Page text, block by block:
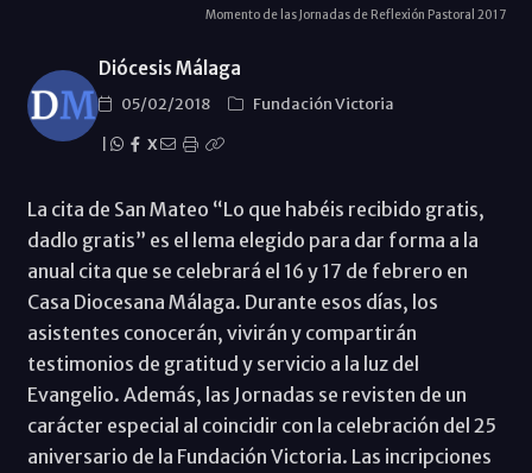
Momento de las Jornadas de Reflexión Pastoral 2017
Diócesis Málaga
05/02/2018
Fundación Victoria
X
La cita de San Mateo “Lo que habéis recibido gratis,
dadlo gratis” es el lema elegido para dar forma a la
anual cita que se celebrará el 16 y 17 de febrero en
Casa Diocesana Málaga. Durante esos días, los
asistentes conocerán, vivirán y compartirán
testimonios de gratitud y servicio a la luz del
Evangelio. Además, las Jornadas se revisten de un
carácter especial al coincidir con la celebración del 25
aniversario de la Fundación Victoria. Las incripciones